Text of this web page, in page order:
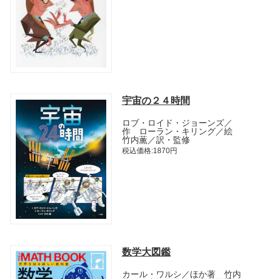
宇宙の２４時間
ロブ・ロイド・ジョーンズ／
作 ローラン・キリング／絵
竹内薫／訳・監修
税込価格:1870円
数学大図鑑
カール・ワルシ／ほか著 竹内